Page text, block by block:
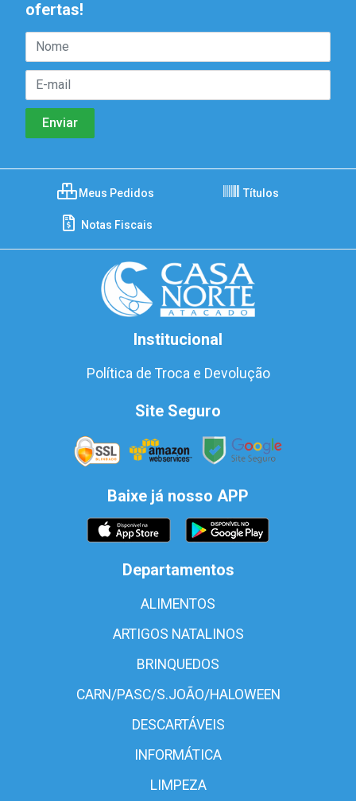
ofertas!
Meus Pedidos Títulos
Notas Fiscais
Institucional
Política de Troca e Devolução
Site Seguro
Baixe já nosso APP
Departamentos
ALIMENTOS
ARTIGOS NATALINOS
BRINQUEDOS
CARN/PASC/S.JOÃO/HALOWEEN
DESCARTÁVEIS
INFORMÁTICA
LIMPEZA